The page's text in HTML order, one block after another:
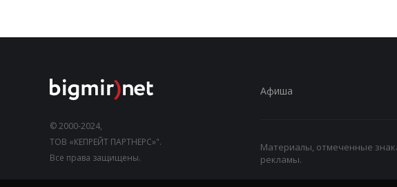
© 2000-2024,
ТОВ «КЕПРЕЙТ ПАРТНЕРС»".
Все права защищены.
Афиша
Материалы, отмеченные
рекламы.